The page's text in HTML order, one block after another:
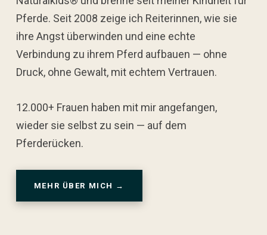
Pferde. Seit 2008 zeige ich Reiterinnen, wie sie
ihre Angst überwinden und eine echte
Verbindung zu ihrem Pferd aufbauen — ohne
Druck, ohne Gewalt, mit echtem Vertrauen.
12.000+ Frauen haben mit mir angefangen,
wieder sie selbst zu sein — auf dem
Pferderücken.
MEHR ÜBER MICH →